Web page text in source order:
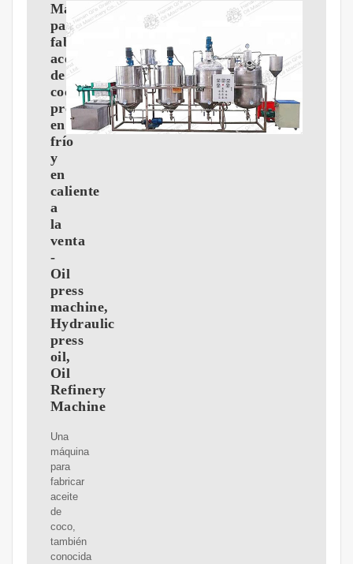
Máquina
para
fabricar
aceite
de
coco
prensado
en
frío
y
en
caliente
a
la
venta
-
Oil
press
machine,
Hydraulic
press
oil,
Oil
Refinery
Machine
Una
máquina
para
fabricar
aceite
de
coco,
también
conocida